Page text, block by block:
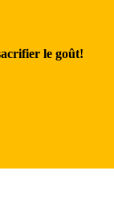
le goût!